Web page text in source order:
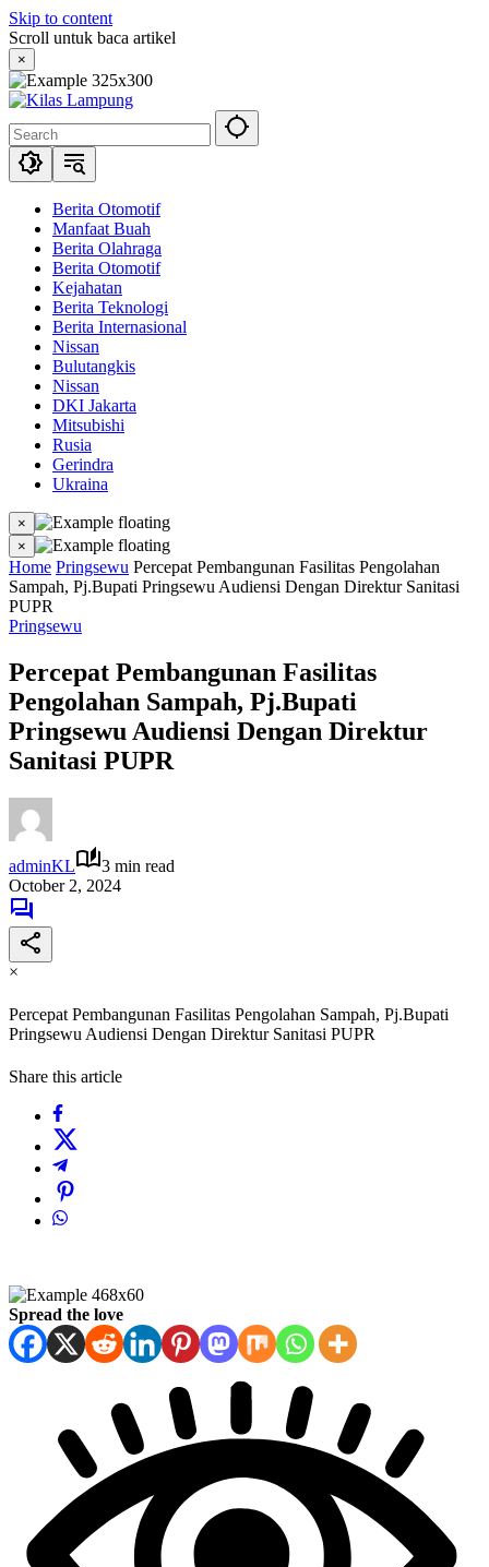
Skip to content
Scroll untuk baca artikel
×
Berita Otomotif
Manfaat Buah
Berita Olahraga
Berita Otomotif
Kejahatan
Berita Teknologi
Berita Internasional
Nissan
Bulutangkis
Nissan
DKI Jakarta
Mitsubishi
Rusia
Gerindra
Ukraina
×
×
Home Pringsewu Percepat Pembangunan Fasilitas Pengolahan
Sampah, Pj.Bupati Pringsewu Audiensi Dengan Direktur Sanitasi
PUPR
Pringsewu
Percepat Pembangunan Fasilitas
Pengolahan Sampah, Pj.Bupati
Pringsewu Audiensi Dengan Direktur
Sanitasi PUPR
adminKL
3 min read
October 2, 2024
×
Percepat Pembangunan Fasilitas Pengolahan Sampah, Pj.Bupati
Pringsewu Audiensi Dengan Direktur Sanitasi PUPR
Share this article
Spread the love